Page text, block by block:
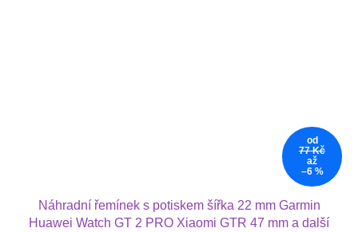
od
77 Kč
až
–6 %
Náhradní řemínek s potiskem šířka 22 mm Garmin
Huawei Watch GT 2 PRO Xiaomi GTR 47 mm a další